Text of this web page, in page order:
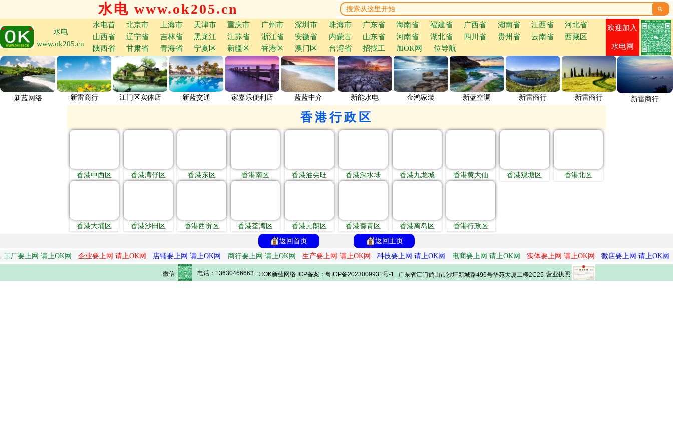
水电 www.ok205.cn 
水电
www.ok205.cn
水电首 北京市 上海市 天津市 重庆市 广州市 深圳市 珠海市 广东省 海南省 福建省 广西省 湖南省 江西省
河北省
山西省
辽宁省 吉林省 黑龙江 江苏省 浙江省 安徽省 内蒙古 山东省 河南省 湖北省 四川省 贵州省 云南省
西藏区
陕西省
甘肃省 青海省 宁夏区 新疆区 香港区 澳门区 台湾省 招找工 加OK网 位导航
欢迎加入
水电网
新蓝网络 新雷商行 江门区实体店 新蓝交通 家嘉乐便利店 蓝蓝中介 新能水电 金鸿家装 新蓝空调 新雷商行 新雷商行 新雷商行
香港行政区
香港中西区 香港湾仔区 香港东区 香港南区 香港油尖旺 香港深水埗 香港九龙城 香港黄大仙 香港观塘区 香港北区
香港大埔区 香港沙田区 香港西贡区 香港荃湾区 香港元朗区 香港葵青区 香港离岛区
香港行政区
返回首页
返回主页
工厂要上网 请上OK网
企业要上网 请上OK网 店铺要上网 请上OK网 商行要上网 请上OK网 生产要上网 请上OK网 科技要上网 请上OK网 电商要上网 请上OK网 实体要上网 请上OK网 微店要上网 请上OK网
微信 电话：13630466663 ©OK新蓝网络 ICP备案：粤ICP备2023009931号-1 广东省江门鹤山市沙坪新城路496号华苑大厦二楼2C25 营业执照